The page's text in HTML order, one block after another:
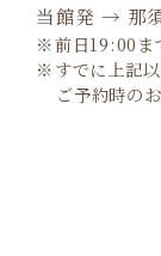
当館発 → 那須
前日19:00ま
すでに上記
ご予約時の